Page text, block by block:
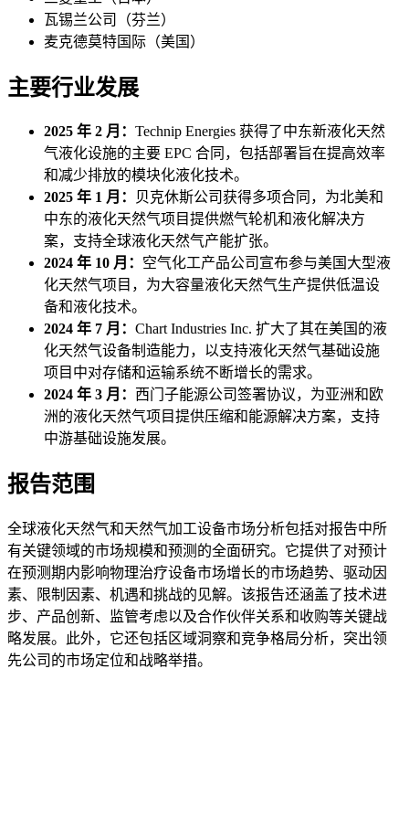
瓦锡兰公司（芬兰）
麦克德莫特国际（美国）
主要行业发展
2025 年 2 月： Technip Energies 获得了中东新液化天然
气液化设施的主要 EPC 合同，包括部署旨在提高效率
和减少排放的模块化液化技术。
2025 年 1 月：
贝克休斯公司获得多项合同，为北美和
中东的液化天然气项目提供燃气轮机和液化解决方
案，支持全球液化天然气产能扩张。
2024 年 10 月： 空气化工产品公司宣布参与美国大型液
化天然气项目，为大容量液化天然气生产提供低温设
备和液化技术。
2024 年 7 月： Chart Industries Inc. 扩大了其在美国的液
化天然气设备制造能力，以支持液化天然气基础设施
项目中对存储和运输系统不断增长的需求。
2024 年 3 月： 西门子能源公司签署协议，为亚洲和欧
洲的液化天然气项目提供压缩和能源解决方案，支持
中游基础设施发展。
报告范围
全球液化天然气和天然气加工设备市场分析包括对报告中所
有关键领域的市场规模和预测的全面研究。它提供了对预计
在预测期内影响物理治疗设备市场增长的市场趋势、驱动因
素、限制因素、机遇和挑战的见解。该报告还涵盖了技术进
步、产品创新、监管考虑以及合作伙伴关系和收购等关键战
略发展。此外，它还包括区域洞察和竞争格局分析，突出领
先公司的市场定位和战略举措。